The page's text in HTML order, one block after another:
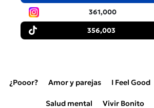
361,000
356,003
¿Pooor? Amor y parejas I Feel Good
Salud mental Vivir Bonito